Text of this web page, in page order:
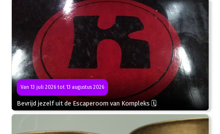
Van 13 juli 2026 tot 13 augustus 2026
Bevrijd jezelf uit de Escaperoom van Kompleks 🗓